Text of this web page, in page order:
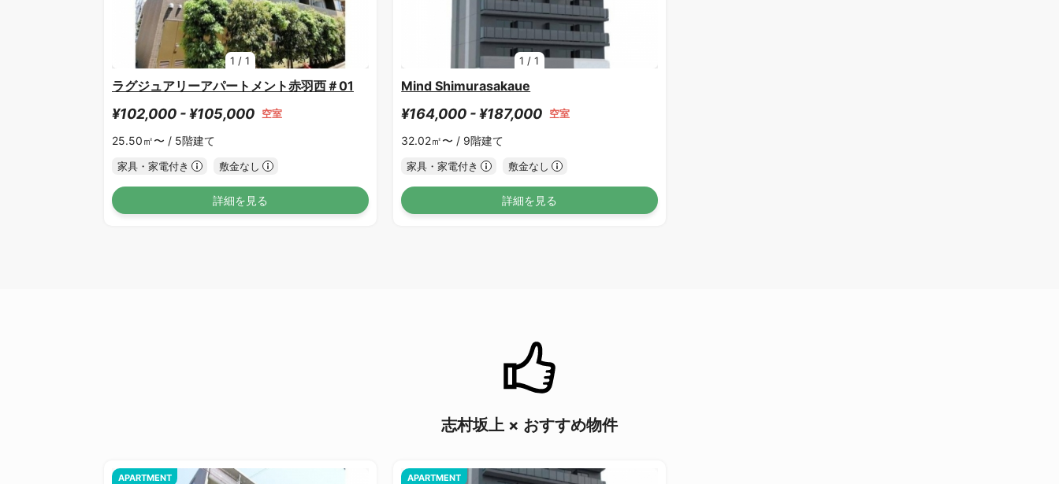
1 /1
ラグジュアリーアパートメント赤羽西＃01
¥102,000 - ¥105,000 空室
25.50㎡〜 / 5階建て
家具・家電付き 敷金なし
詳細を見る
1 /1
Mind Shimurasakaue
¥164,000 - ¥187,000 空室
32.02㎡〜 / 9階建て
家具・家電付き 敷金なし
詳細を見る
志村坂上 × おすすめ物件
APARTMENT APARTMENT